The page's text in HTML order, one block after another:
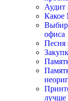
Аудит
Какое
офиса
Песня
лучше